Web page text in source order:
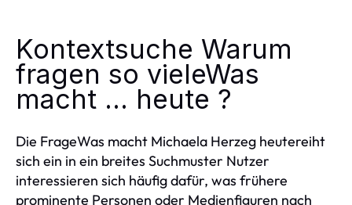
Kontextsuche Warum
fragen so vieleWas
macht … heute ?
Die FrageWas macht Michaela Herzeg heutereiht
sich ein in ein breites Suchmuster Nutzer
interessieren sich häufig dafür, was frühere
prominente Personen oder Medienfiguren nach